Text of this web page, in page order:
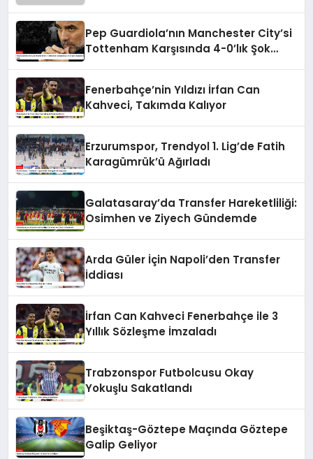
Pep Guardiola’nın Manchester City’si
Tottenham Karşısında 4-0’lık Şok
Fenerbahçe’nin Yıldızı İrfan Can
Kahveci, Takımda Kalıyor
Erzurumspor, Trendyol 1. Lig’de Fatih
Karagümrük’ü Ağırladı
Galatasaray’da Transfer Hareketliliği:
Osimhen ve Ziyech Gündemde
Arda Güler İçin Napoli’den Transfer
İddiası
İrfan Can Kahveci Fenerbahçe ile 3
Yıllık Sözleşme İmzaladı
Trabzonspor Futbolcusu Okay
Yokuşlu Sakatlandı
Beşiktaş-Göztepe Maçında Göztepe
Galip Geliyor